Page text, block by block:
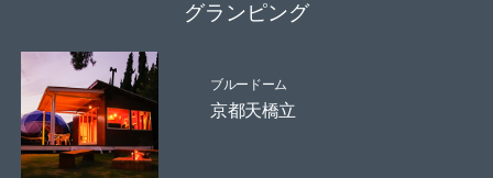
グランピング
ブルードーム
京都天橋立